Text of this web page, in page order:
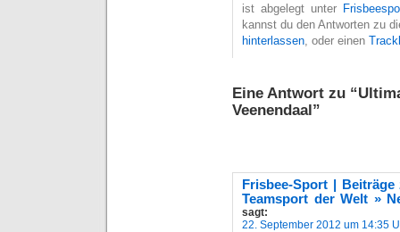
ist abgelegt unter
kannst du den Antworten zu
hinterlassen , oder einen
Eine Antwort zu
Veenendaal”
Frisbee-Sport |
Teamsport der Welt »
sagt:
22. September 2012 um 14:35